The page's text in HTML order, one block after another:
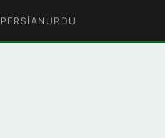
PERSIAN URDU